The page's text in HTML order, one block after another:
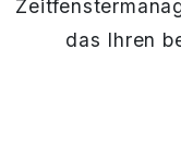
das Ihren